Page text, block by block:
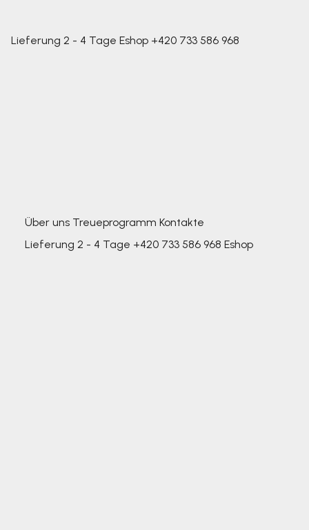
Lieferung 2 - 4 Tage Eshop +420 733 586 968
Über uns Treueprogramm Kontakte
Lieferung 2 - 4 Tage +420 733 586 968 Eshop